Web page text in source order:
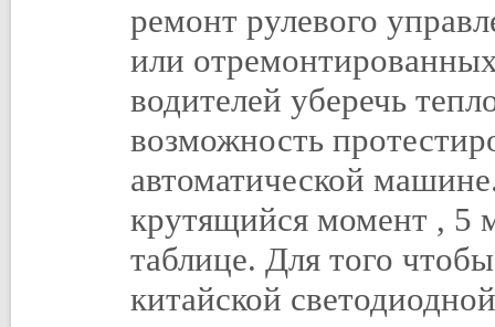
ремонт рулевого
или
водителей уберечь
возможность
автоматической
крутящийся момент , 5
таблице. Для того
китайской